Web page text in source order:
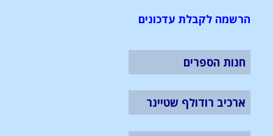
הרשמה לקבלת עדכונים
חנות הספרים
ארכיב רודולף שטיינר